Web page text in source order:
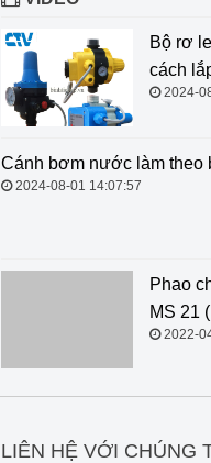
Bộ rơ
cách
2024-
Cánh
Phao
MS 21
2022-
LIÊN HỆ VỚI CHÚNG